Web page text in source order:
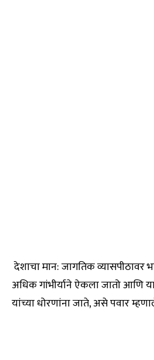
देशाचा मान: जागतिक व्यासपीठावर
अधिक गांभीर्याने ऐकला जातो आणि
यांच्या धोरणांना जाते, असे पवार